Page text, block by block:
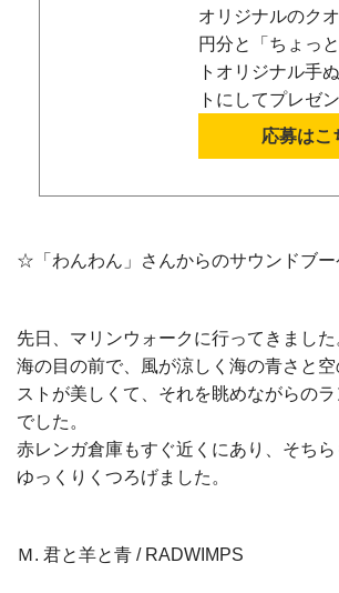
オリジナルのク
円分と「ちょっ
トオリジナル手
トにしてプレゼン
応募はこ
☆「わんわん」さんからのサウンドブー
先日、マリンウォークに行ってきました
海の目の前で、風が涼しく海の青さと
ストが美しくて、それを眺めながらの
でした。
赤レンガ倉庫もすぐ近くにあり、そち
ゆっくりくつろげました。
Ｍ. 君と羊と青 / RADWIMPS